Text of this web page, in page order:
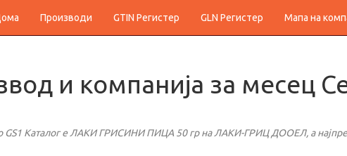
Производи GTIN Регистер GLN Регистер Мапа на
и компанија за месец
GS1 Каталог е ЛАКИ ГРИСИНИ ПИЦА 50 гр на ЛАКИ-ГРИЦ ДООЕЛ, а